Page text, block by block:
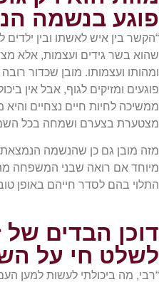
פוגע בנשמה
“הקשר בין איש לאשתו ובין
שהוא בשר גידים ועצמות, אלא
ומהותו ועצמותו. מובן שכדור
פוגעים ומזיקים לגוף, אבל אין
ממשיכה לחיות חיים נצחיים
מצטערת בצערם ושמחה בכל
מזה מובן גם כן שהנשמה
מיוחד אם רואה שבני המשפחה
התלוי בהם לסדר חייהם באופן
דוכן הבדים של
לשלט חי על
“רבי, מה ביכולתי לעשות למען